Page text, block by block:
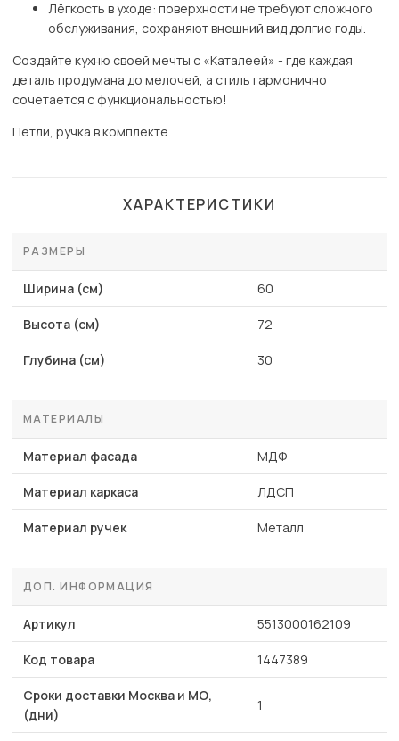
Лёгкость в уходе: поверхности не требуют сложного
обслуживания, сохраняют внешний вид долгие годы.
Создайте кухню своей мечты с «Каталеей» - где каждая
деталь продумана до мелочей, а стиль гармонично
сочетается с функциональностью!
Петли, ручка в комплекте.
ХАРАКТЕРИСТИКИ
РАЗМЕРЫ
Ширина (см) 60
Высота (см) 72
Глубина (см) 30
МАТЕРИАЛЫ
Материал фасада МДФ
Материал каркаса ЛДСП
Материал ручек Металл
ДОП. ИНФОРМАЦИЯ
Артикул 5513000162109
Код товара 1447389
Сроки доставки Москва и МО,
(дни)
1